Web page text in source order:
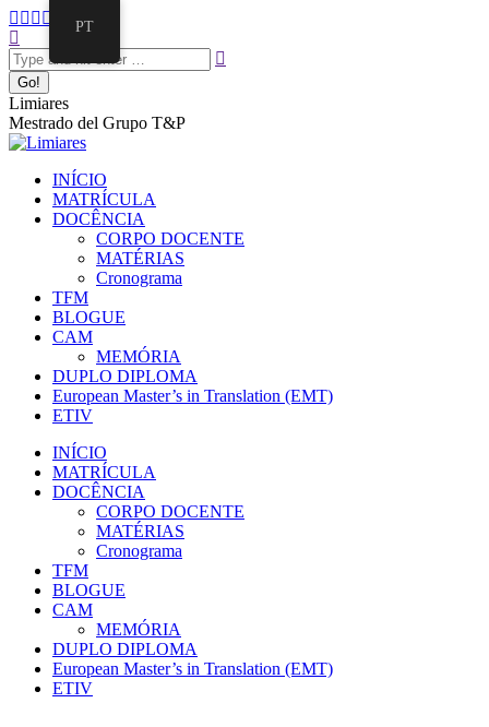
Pular
para
o
conteúdo
Facebook
opens
in
new
window
Twitter
opens
in
new
window
Mail
opens
in
new
window
Instagram
page
in
window
Linkedin
page
in
window
Search:
Limiares
Mestrado del Grupo T&P
INÍCIO
MATRÍCULA
DOCÊNCIA
CORPO DOCENTE
MATÉRIAS
Cronograma
TFM
BLOGUE
CAM
MEMÓRIA
DUPLO DIPLOMA
European Master’s in Translation (EMT)
ETIV
INÍCIO
MATRÍCULA
DOCÊNCIA
CORPO DOCENTE
MATÉRIAS
Cronograma
TFM
BLOGUE
CAM
MEMÓRIA
DUPLO DIPLOMA
European Master’s in Translation (EMT)
ETIV
PT